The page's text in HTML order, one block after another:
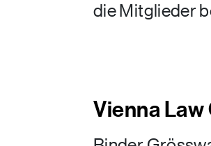
die Mitglieder
Vienna Law